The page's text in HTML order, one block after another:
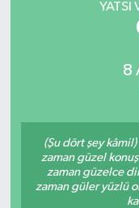
YATSI
8
(Şu dört şey
zaman güzel
zaman güzelce
zaman güler yüzlü